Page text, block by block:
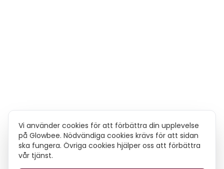
Vi använder cookies för att förbättra din upplevelse
på Glowbee. Nödvändiga cookies krävs för att sidan
ska fungera. Övriga cookies hjälper oss att förbättra
vår tjänst.